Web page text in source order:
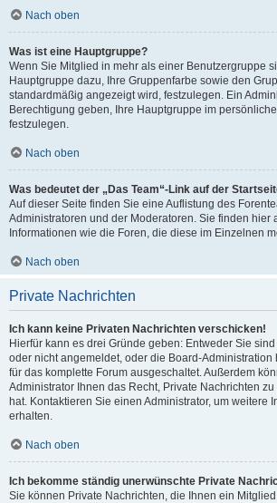
Nach oben
Was ist eine Hauptgruppe?
Wenn Sie Mitglied in mehr als einer Benutzergruppe
Hauptgruppe dazu, Ihre Gruppenfarbe sowie den
standardmäßig angezeigt wird, festzulegen. Ein
Berechtigung geben, Ihre Hauptgruppe im
festzulegen.
Nach oben
Was bedeutet der „Das Team“-Link auf der
Auf dieser Seite finden Sie eine Auflistung des
Administratoren und der Moderatoren. Sie finden hier
Informationen wie die Foren, die diese im Einzelnen
Nach oben
Private Nachrichten
Ich kann keine Privaten Nachrichten verschicken!
Hierfür kann es drei Gründe geben: Entweder Sie
oder nicht angemeldet, oder die Board-Administration
für das komplette Forum ausgeschaltet. Außerdem
Administrator Ihnen das Recht, Private Nachrichten
hat. Kontaktieren Sie einen Administrator, um weitere
erhalten.
Nach oben
Ich bekomme ständig unerwünschte Private
Sie können Private Nachrichten, die Ihnen ein